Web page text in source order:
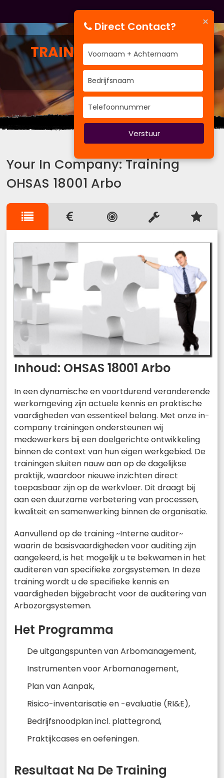
TRAININGOHSAS 18001
ARBO
Hoe wilt u groeien.
Your In Company: Training
OHSAS 18001 Arbo
Inhoud: OHSAS 18001 Arbo
In een dynamische en voortdurend veranderende
werkomgeving zijn actuele kennis en praktische
vaardigheden van essentieel belang. Met onze in-
company trainingen ondersteunen wij
medewerkers bij een doelgerichte ontwikkeling
binnen de context van hun eigen werkgebied. De
trainingen sluiten nauw aan op de dagelijkse
praktijk, waardoor nieuwe inzichten direct
toepasbaar zijn op de werkvloer. Dit draagt bij
aan een duurzame verbetering van processen,
kwaliteit en samenwerking binnen de organisatie.
Aanvullend op de training ~Interne auditor~
waarin de basisvaardigheden voor auditing zijn
aangeleerd, is het mogelijk u te bekwamen in het
auditeren van specifieke zorgsystemen. In deze
training wordt u de specifieke kennis en
vaardigheden bijgebracht voor de auditering van
Arbozorgsystemen.
Het Programma
De uitgangspunten van Arbomanagement,
Instrumenten voor Arbomanagement,
Plan van Aanpak,
Risico-inventarisatie en -evaluatie (RI&E),
Bedrijfsnoodplan incl. plattegrond,
Praktijkcases en oefeningen.
Resultaat Na De Training
×
Direct Contact?
Verstuur